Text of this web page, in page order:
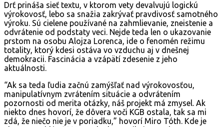
Drť prináša sieť textu, v ktorom vety devalvujú logickú
výrokovosť, lebo sa snažia zakrývať pravdivosť samotného
výroku. Sú cielene používané na zahmlievanie, zneistenie a
odvrátenie od podstaty veci. Nejde teda len o ukazovanie
prstom na osobu Alojza Lorenca, ide o fenomén režimu
totality, ktorý kdesi ostáva vo vzduchu aj v dnešnej
demokracii. Fascinácia a vzápätí zdesenie z jeho
aktuálnosti.
“Ak sa teda ľudia začnú zamýšľať nad výrokovosťou,
manipulatívnym zvrátením situácie a odvrátením
pozornosti od merita otázky, náš projekt má zmysel. Ak
niekto dnes hovorí, že dôvera voči KGB ostala, tak sa mi
zdá, že niečo nie je v poriadku,” hovorí Miro Tóth. Kde je